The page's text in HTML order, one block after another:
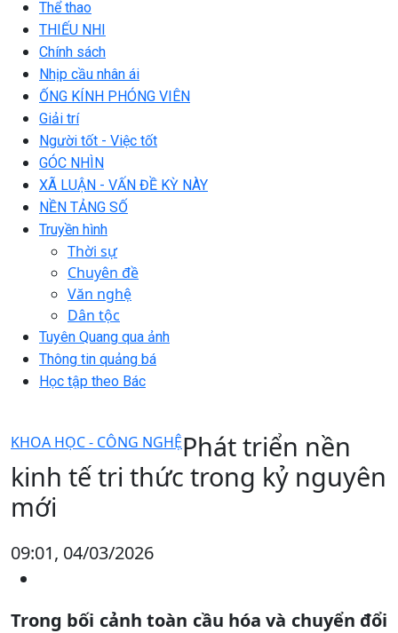
Thể thao
THIẾU NHI
Chính sách
Nhịp cầu nhân ái
ỐNG KÍNH PHÓNG VIÊN
Giải trí
Người tốt - Việc tốt
GÓC NHÌN
XÃ LUẬN - VẤN ĐỀ KỲ NÀY
NỀN TẢNG SỐ
Truyền hình
Thời sự
Chuyên đề
Văn nghệ
Dân tộc
Tuyên Quang qua ảnh
Thông tin quảng bá
Học tập theo Bác
KHOA HỌC - CÔNG NGHỆPhát triển nền
kinh tế tri thức trong kỷ nguyên
mới
09:01, 04/03/2026
Trong bối cảnh toàn cầu hóa và chuyển đổi